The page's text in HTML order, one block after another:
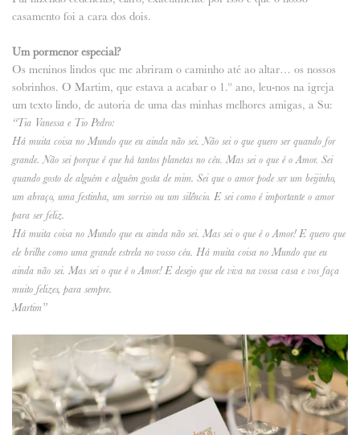
casamento foi a cara dos dois.
Um pormenor especial?
Os meninos lindos que me abriram o caminho até ao altar… os nossos
sobrinhos. O Martim, que estava a acabar o 1.º ano, leu-nos na igreja
um texto lindo, de autoria de uma das minhas melhores amigas, a Su:
“Tia Vanessa e Tio Pedro:
Há muita coisa no Mundo que eu ainda não sei. Não sei o que quero ser quando for
grande. Não sei porque é que há tantos planetas no céu. Mas sei o que é o Amor. Sei
quando gosto de alguém e alguém gosta de mim. Sei que o amor pode ser um beijinho,
um abraço, uma festinha, um sorriso ou um silêncio. E sei como é importante o amor
para ser feliz.
Há muita coisa no Mundo que eu ainda não sei. Mas sei o que é o Amor! E quero que
ele brilhe como uma grande estrela no vosso céu. Há muita coisa no Mundo que eu
ainda não sei. Mas sei o que é o Amor! E desejo que ele viva na vossa casa e vos faça
muito felizes, para sempre.
Martim”